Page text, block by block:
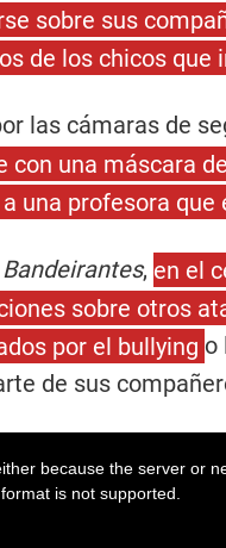
sobre sus
de los chicos que
las cámaras de
con una máscara
una profesora que
Bandeirantes, en el
sobre otros
por el bullying o
de sus